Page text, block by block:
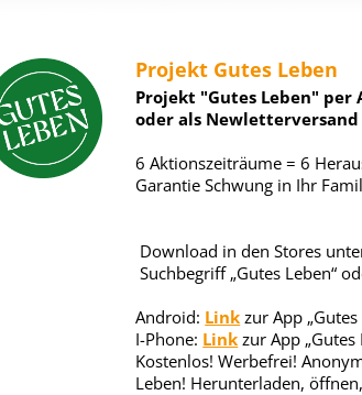
Projekt Gutes Leben
Projekt "Gutes Leben" per
oder als Newletterversand
6 Aktionszeiträume = 6
Garantie Schwung in Ihr
Download in den Stores
Suchbegriff „Gutes Leben“
Android: Link zur App „Gutes
I-Phone: Link zur App „Gutes
Kostenlos! Werbefrei!
Leben! Herunterladen,